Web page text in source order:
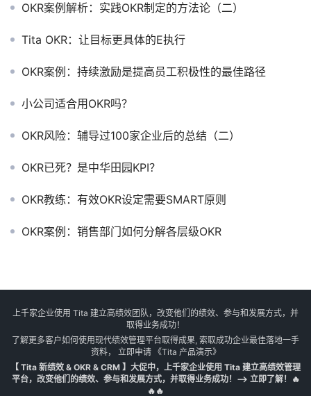
OKR案例解析：实践OKR制定的方法论（二）
Tita OKR：让目标更具体的E执行
OKR案例：持续激励是提高员工积极性的最佳路径
小公司适合用OKR吗？
OKR风险：辅导过100家企业后的总结（二）
OKR已死？是中华田园KPI？
OKR教练：有效OKR设定需要SMART原则
OKR案例：销售部门如何分解各层级OKR
上千家企业使用 Tita 建立高绩效团队，改变他们的绩效、参与和发展方式，并
取得业务成功！
了解更多客户如何使用现代绩效管理平台取得成果, 索取成功企业最佳落地一手
资料， 立即申请《Tita 产品演示》
【 Tita 新绩效 & OKR & CRM 】大促中，上千家企业使用 Tita 建立高绩效管理
平台，改变他们的绩效、参与和发展方式，并取得业务成功！--> 立即了解！🔥
🔥🔥